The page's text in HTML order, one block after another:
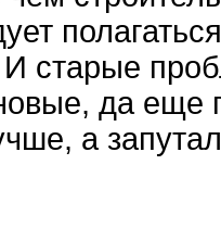
И старые
да еще
а